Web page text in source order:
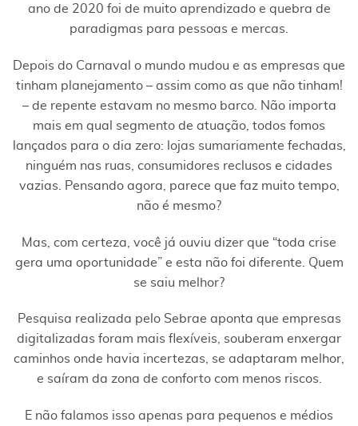
ano de 2020 foi de muito aprendizado e quebra de
paradigmas para pessoas e mercas.
Depois do Carnaval o mundo mudou e as empresas que
tinham planejamento – assim como as que não tinham!
– de repente estavam no mesmo barco. Não importa
mais em qual segmento de atuação, todos fomos
lançados para o dia zero: lojas sumariamente fechadas,
ninguém nas ruas, consumidores reclusos e cidades
vazias. Pensando agora, parece que faz muito tempo,
não é mesmo?
Mas, com certeza, você já ouviu dizer que “toda crise
gera uma oportunidade” e esta não foi diferente. Quem
se saiu melhor?
Pesquisa realizada pelo Sebrae aponta que empresas
digitalizadas foram mais flexíveis, souberam enxergar
caminhos onde havia incertezas, se adaptaram melhor,
e saíram da zona de conforto com menos riscos.
E não falamos isso apenas para pequenos e médios